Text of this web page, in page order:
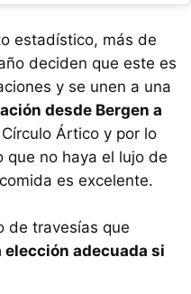
estadístico, más de
deciden que este es
y se unen a una
desde Bergen a
Ártico y por lo
que no haya el lujo de
es excelente.
de travesías que
elección adecuada si